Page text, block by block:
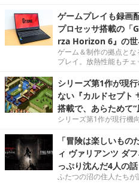
ゲームプレイも録画
プロセッサ搭載の「
rza Horizon 6』の世
ゲーム＆制作の拠点と
プレイ。放熱性能もチェ
シリーズ第1作が現
ない『カルドセプト
搭載で、あらためて
シリーズ第1作が現行機
「冒険は楽しいも
ィ ヴァリアンツ ダ
っぷり沈んだ4人の話
ふたつの沼の住人たちが